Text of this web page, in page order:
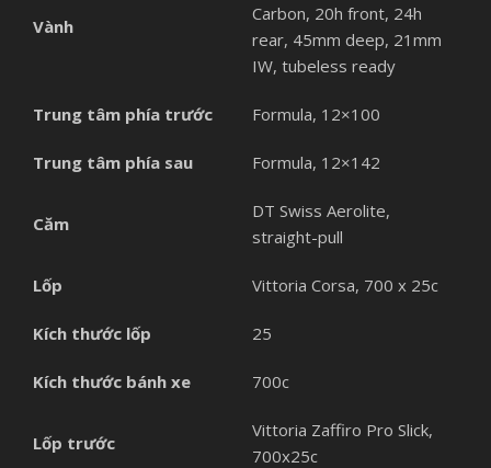
Vành
Carbon, 20h front, 24h
rear, 45mm deep, 21mm
IW, tubeless ready
Trung tâm phía trước Formula, 12×100
Trung tâm phía sau Formula, 12×142
Căm
DT Swiss Aerolite,
straight-pull
Lốp Vittoria Corsa, 700 x 25c
Kích thước lốp 25
Kích thước bánh xe 700c
Lốp trước
Vittoria Zaffiro Pro Slick,
700x25c